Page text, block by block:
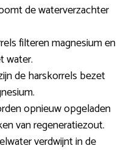
de waterverzachter
filteren magnesium en
water.
de harskorrels bezet
opnieuw opgeladen
van regeneratiezout.
verdwijnt in de